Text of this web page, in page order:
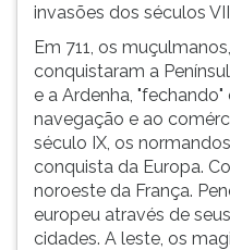
invasões dos séculos
Em 711, os
conquistaram a
e a Ardenha,
navegação e ao
século IX, os
conquista da Europa.
noroeste da França.
europeu através de
cidades. A leste, os